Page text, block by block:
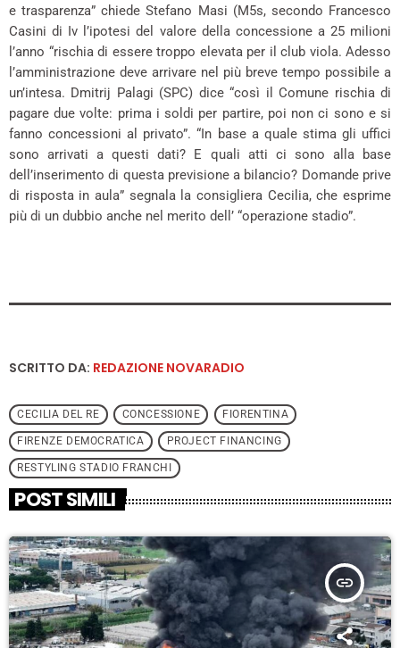
e trasparenza” chiede Stefano Masi (M5s, secondo Francesco
Casini di Iv l’ipotesi del valore della concessione a 25 milioni
l’anno “rischia di essere troppo elevata per il club viola. Adesso
l’amministrazione deve arrivare nel più breve tempo possibile a
un’intesa. Dmitrij Palagi (SPC) dice “così il Comune rischia di
pagare due volte: prima i soldi per partire, poi non ci sono e si
fanno concessioni al privato”. “In base a quale stima gli uffici
sono arrivati a questi dati? E quali atti ci sono alla base
dell’inserimento di questa previsione a bilancio? Domande prive
di risposta in aula” segnala la consigliera Cecilia, che esprime
più di un dubbio anche nel merito dell’ “operazione stadio”.
SCRITTO DA: REDAZIONE NOVARADIO
CECILIA DEL RE CONCESSIONE FIORENTINA
FIRENZE DEMOCRATICA PROJECT FINANCING
RESTYLING STADIO FRANCHI
POST SIMILI
insert_link